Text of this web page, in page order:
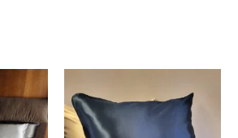
kuni
69,00 €